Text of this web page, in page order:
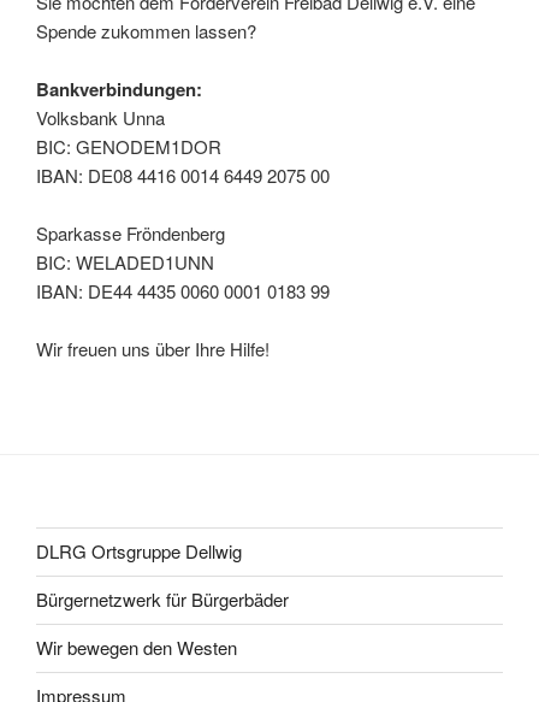
Spende zukommen lassen?
Bankverbindungen:
Volksbank Unna
BIC: GENODEM1DOR
IBAN: DE08 4416 0014 6449 2075 00
Sparkasse Fröndenberg
BIC: WELADED1UNN
IBAN: DE44 4435 0060 0001 0183 99
Wir freuen uns über Ihre Hilfe!
DLRG Ortsgruppe Dellwig
Bürgernetzwerk für Bürgerbäder
Wir bewegen den Westen
Impressum